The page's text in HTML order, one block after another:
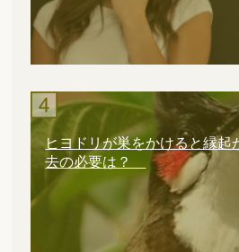
ヒヨドリが巣をかけると縁起
去の必要は？